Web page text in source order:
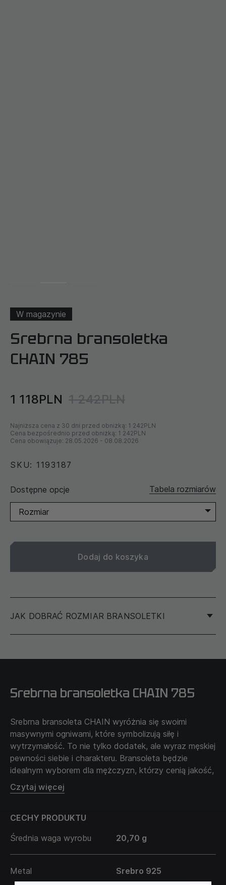
W magazynie
Srebrna bransoletka
CHAIN 785
1 118PLN 1 242PLN
Najniższa cena z 30 dni przed obniżką: 1 242PLN
Cena bezpośrednio przed obniżką: 1 242PLN
Cena obowiązuje: 28.05.2026 - 08.08.2026
SKU: 1193187
Dostępne opcje Tabela rozmiarów
Rozmiar
Dodaj do koszyka
JAK DOBRAĆ ROZMIAR BRANSOLETKI
Używając nitki lub wstążki, owiń ją wokół podstawy
noszenie bransoletki, zalecamy mierzenie
najgrubszej części nadgarstka, zazwyczaj jest to
staw.
Zrób znacznik markerem w miejscu, gdzie nitka lub
wstążka spotyka się z początkowym końcem.
Rozwiń nitkę lub wstążkę i zmierz długość w cm od
do uzyskanego wyniku i wybierz rozmiar z
Pamiętaj, że lewe i prawe nadgarstki mogą różnić
Wybierz rozmiar w zależności od swoich preferencji
Srebrna bransoletka CHAIN 785
Srebrna bransoleta CHAIN wyróżnia się swoimi
masywnymi ogniwami, które symbolizują siłę i
wytrzymałość. To nie tylko dodatek, ale wyraz męskiej
pewności siebie i charakteru. Bransoleta będzie
idealnym wyborem dla mężczyzn, którzy cenią jakość,
trwałość i wyrazisty styl.
Czytaj więcej
CECHY PRODUKTU
Średnia waga wyrobu
20,70 g
Metal Srebro 925